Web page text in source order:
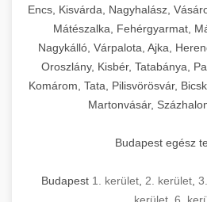
Encs, Kisvárda, Nagyhalász,
Mátészalka, Fehérgyarmat,
Nagykálló, Várpalota, Ajka,
Oroszlány, Kisbér, Tatabánya,
Komárom, Tata, Pilisvörösvár,
Martonvásár,
Budapest egész
Budapest 1. kerület 2. kerület